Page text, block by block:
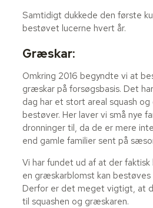
Samtidigt dukkede den første
bestøvet lucerne hvert år.
Græskar:
Omkring 2016 begyndte vi at
græskar på forsøgsbasis. Det
dag har et stort areal squash
bestøver. Her laver vi små nye
dronninger til, da de er mere
end gamle familier sent på
Vi har fundet ud af at der
en græskarblomst kan bestøves
Derfor er det meget vigtigt, at
til squashen og græskaren.